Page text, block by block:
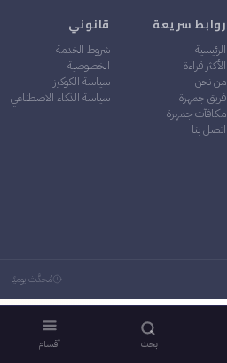
روابط سريعة
الرئيسية
الأكثر قراءة
من نحن
فريق جمهرة
مكافآت جمهرة
اتصل بنا
قانوني
شروط الخدمة
الخصوصية
سياسة الكوكيز
سياسة الذكاء الاصطناعي
مُحدَّث يوميًا
بحث أقسام